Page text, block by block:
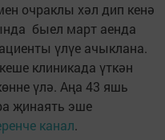
очраклы хәл дип кенә
быел март аенда
үлүе ачыклана.
клиникада үткән
үлә. Аңа 43 яшь
җинаять эше
канал.